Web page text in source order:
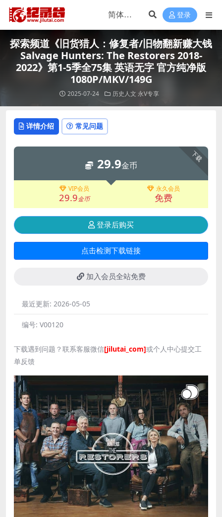
登录
探索频道《旧货猎人：修复者/旧物翻新赚大钱
Salvage Hunters: The Restorers 2018-
2022》第1-5季全75集 英语无字 官方纯净版
1080P/MKV/149G
2025-07-24 历史人文 永V专享
详情介绍 常见问题
下载
29.9金币
VIP会员
29.9金币
永久会员
免费
登录后购买
点击检测下载链接
加入会员全站免费
最近更新: 2026-05-05
编号: V00120
下载遇到问题？联系客服微信[jilutai_com]或个人中心提交工
单反馈